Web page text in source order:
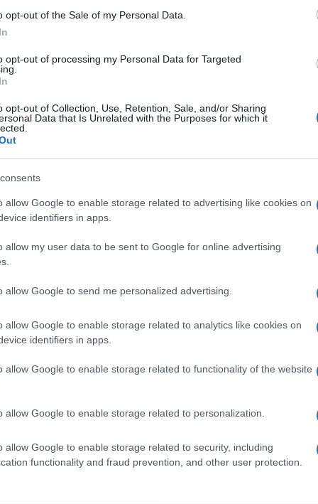
opt-out of the Sale of my Personal Data.
opt-out of processing my Personal Data for Targeted
opt-out of Collection, Use, Retention, Sale, and/or Sharing
Data that Is Unrelated with the Purposes for which it
allow Google to enable storage related to advertising like cookies on
identifiers in apps.
allow my user data to be sent to Google for online advertising
allow Google to send me personalized advertising.
allow Google to enable storage related to analytics like cookies on
identifiers in apps.
allow Google to enable storage related to functionality of the website
allow Google to enable storage related to personalization.
allow Google to enable storage related to security, including
functionality and fraud prevention, and other user protection.
zamuditi!
centra Ravne, vabljeni pa tudi k nakupu
ostalih.